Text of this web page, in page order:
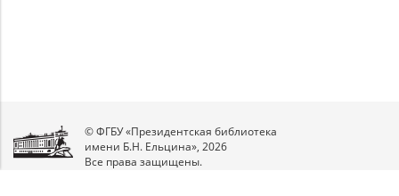
© ФГБУ «Президентская библиотека
имени Б.Н. Ельцина», 2026
Все права защищены.